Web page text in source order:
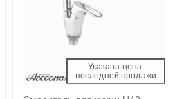
Указана цена
последней продажи